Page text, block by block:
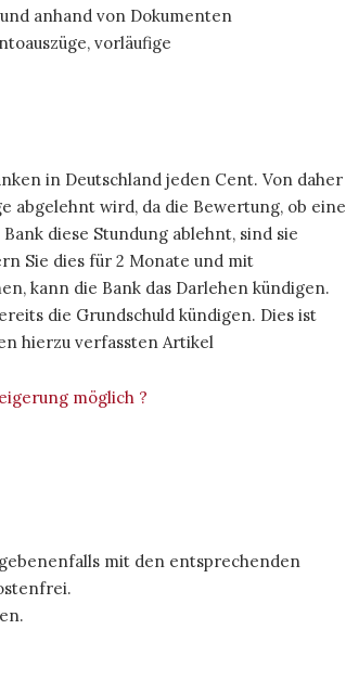
anhand von Dokumenten
vorläufige
in Deutschland jeden Cent. Von daher
abgelehnt wird, da die Bewertung, ob eine
diese Stundung ablehnt, sind sie
Sie dies für 2 Monate und mit
kann die Bank das Darlehen kündigen.
die Grundschuld kündigen. Dies ist
hierzu verfassten Artikel
möglich ?
mit den entsprechenden